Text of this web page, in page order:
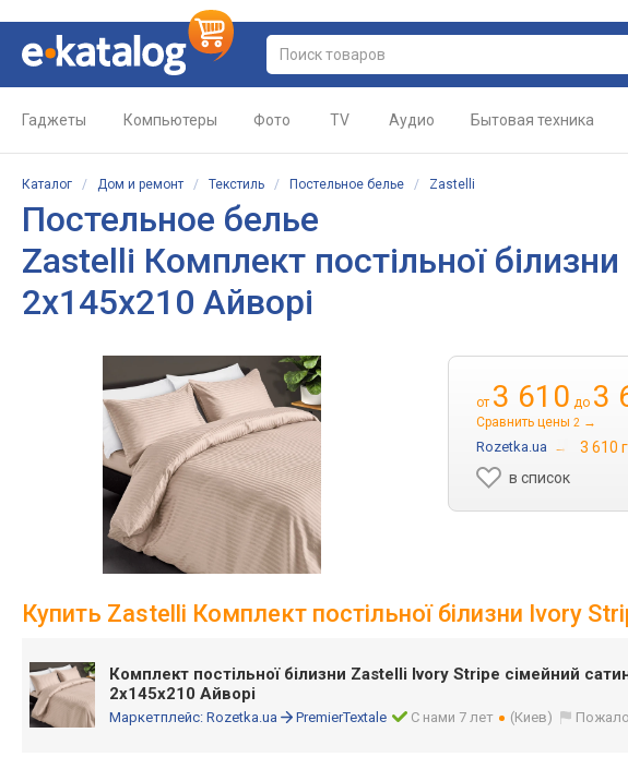
Гаджеты Компьютеры Фото TV Аудио Бытовая техника
Каталог / Дом и ремонт / Текстиль / Постельное белье / Zastelli
Постельное белье
Zastelli Комплект постільної
2х145х210 Айворі
от 3 610 до 3
Сравнить цены 2 →
Rozetka.ua → 3 610
в список
Купить Zastelli Комплект постільної білизни Ivory
Комплект постільної білизни Zastelli Ivory Stripe сімейний
2х145х210 Айворі
Маркетплейс: Rozetka.ua PremierTextale С нами 7 лет (Киев)